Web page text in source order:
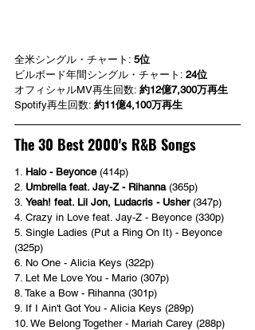
全米シングル・チャート: 5位
ビルボード年間シングル・チャート: 24位
オフィシャルMV再生回数: 約12億7,300万再生
Spotify再生回数: 約11億4,100万再生
The 30 Best 2000's R&B Songs
1. Halo - Beyonce (414p)
2. Umbrella feat. Jay-Z - Rihanna (365p)
3. Yeah! feat. Lil Jon, Ludacris - Usher (347p)
4. Crazy in Love feat. Jay-Z - Beyonce (330p)
5. Single Ladies (Put a Ring On It) - Beyonce
(325p)
6. No One - Alicia Keys (322p)
7. Let Me Love You - Mario (307p)
8. Take a Bow - Rihanna (301p)
9. If I Ain't Got You - Alicia Keys (289p)
10. We Belong Together - Mariah Carey (288p)